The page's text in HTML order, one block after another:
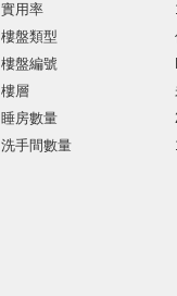
實用率
樓盤類型
樓盤編號
樓層
睡房數量
洗手間數量